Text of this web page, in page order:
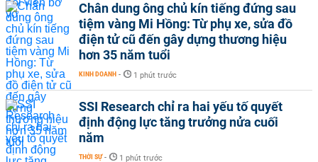
Chân dung ông chủ kín tiếng đứng sau
tiệm vàng Mi Hồng: Từ phụ xe, sửa đồ
điện tử cũ đến gây dựng thương hiệu
hơn 35 năm tuổi
KINH DOANH - 1 phút trước
SSI Research chỉ ra hai yếu tố quyết
định động lực tăng trưởng nửa cuối
năm
THỜI SỰ - 1 phút trước